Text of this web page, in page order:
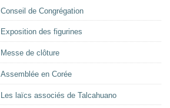
Conseil de Congrégation
Exposition des figurines
Messe de clôture
Assemblée en Corée
Les laïcs associés de Talcahuano